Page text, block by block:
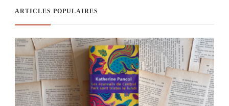
ARTICLES POPULAIRES